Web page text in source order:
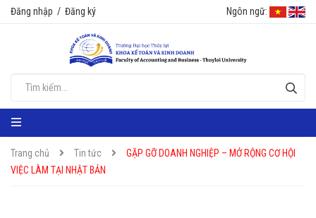
Đăng nhập / Đăng ký Ngôn ngữ:
Trang chủ Tin tức
GẶP GỠ DOANH NGHIỆP – MỞ RỘNG CƠ HỘI
VIỆC LÀM TẠI NHẬT BẢN